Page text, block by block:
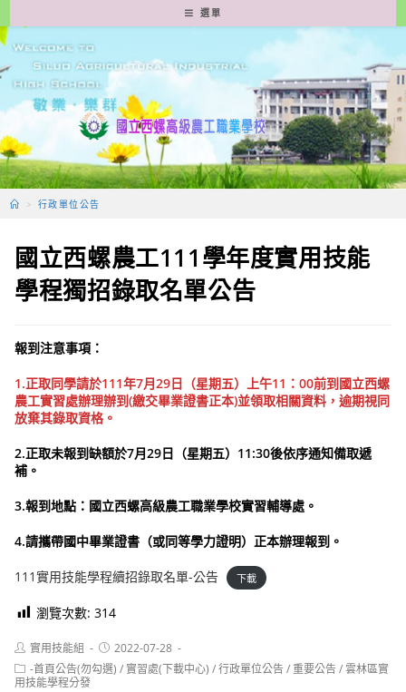
轉
至
要
容
選單
> 行政單位公告
國立西螺農工111學年度實用技能
學程獨招錄取名單公告
報到注意事項：
1.正取同學請於111年7月29日（星期五）上午11：00前到國立西螺
農工實習處辦理辦到(繳交畢業證書正本)並領取相關資料，逾期視同
放棄其錄取資格。
2.正取未報到缺額於7月29日（星期五）11:30後依序通知備取遞
補。
3.報到地點：國立西螺高級農工職業學校實習輔導處。
4.請攜帶國中畢業證書（或同等學力證明）正本辦理報到。
111實用技能學程續招錄取名單-公告 下載
瀏覽次數: 314
Post
author:
實用技能組
Post
published:
2022-07-28
Post
category:
-首頁公告(勿勾選) / 實習處(下載中心) /行政單位公告/重要公告/雲林區實
用技能學程分發